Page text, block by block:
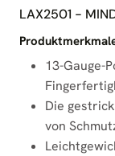
LAX2501 -
13-Gauge-
Die
von